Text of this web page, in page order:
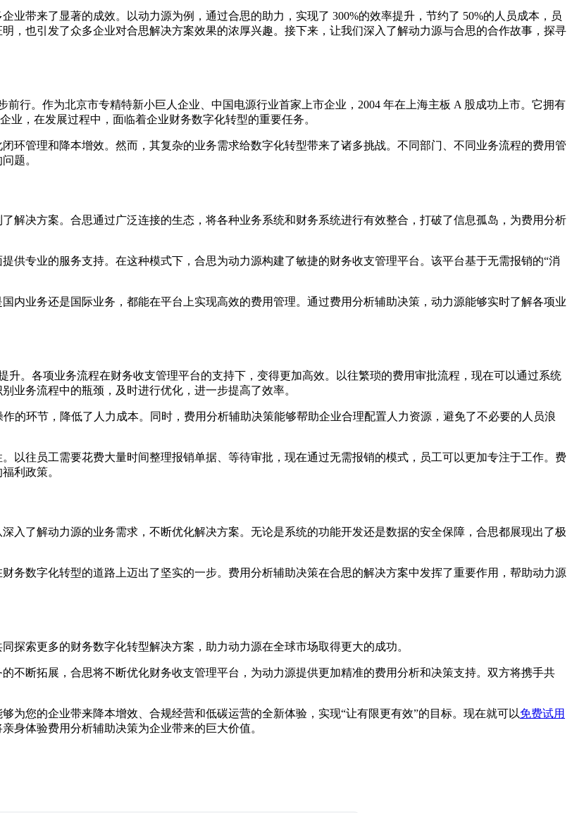
业带来了显著的成效。以动力源为例，通过合思的助力，实现了 300%的效率提升，节约了 50%的人员成本，员
，也引发了众多企业对合思解决方案效果的浓厚兴趣。接下来，让我们深入了解动力源与合思的合作故事，探寻
行。作为北京市专精特新小巨人企业、中国电源行业首家上市企业，2004 年在上海主板 A 股成功上市。它拥有
业，在发展过程中，面临着企业财务数字化转型的重要任务。
环管理和降本增效。然而，其复杂的业务需求给数字化转型带来了诸多挑战。不同部门、不同业务流程的费用管
题。
解决方案。合思通过广泛连接的生态，将各种业务系统和财务系统进行有效整合，打破了信息孤岛，为费用分析
供专业的服务支持。在这种模式下，合思为动力源构建了敏捷的财务收支管理平台。该平台基于无需报销的“消
内业务还是国际业务，都能在平台上实现高效的费用管理。通过费用分析辅助决策，动力源能够实时了解各项业
。各项业务流程在财务收支管理平台的支持下，变得更加高效。以往繁琐的费用审批流程，现在可以通过系统
业务流程中的瓶颈，及时进行优化，进一步提高了效率。
的环节，降低了人力成本。同时，费用分析辅助决策能够帮助企业合理配置人力资源，避免了不必要的人员浪
以往员工需要花费大量时间整理报销单据、等待审批，现在通过无需报销的模式，员工可以更加专注于工作。费
利政策。
入了解动力源的业务需求，不断优化解决方案。无论是系统的功能开发还是数据的安全保障，合思都展现出了极
务数字化转型的道路上迈出了坚实的一步。费用分析辅助决策在合思的解决方案中发挥了重要作用，帮助动力源
索更多的财务数字化转型解决方案，助力动力源在全球市场取得更大的成功。
不断拓展，合思将不断优化财务收支管理平台，为动力源提供更加精准的费用分析和决策支持。双方将携手共
够为您的企业带来降本增效、合规经营和低碳运营的全新体验，实现“让有限更有效”的目标。现在就可以免费试用
身体验费用分析辅助决策为企业带来的巨大价值。